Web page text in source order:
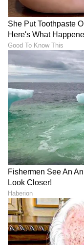
ABOUT THE
SH
Sushma Hegde
ಸುವರ್ಣ ನ್ಯೂಸ್
ಮೂರು ವರ್ಷಗಳಿಂದ
ಡಿಜಿಟಲ್‌
SDM ಉಜಿರೆಯಲ್ಲಿ
ಸುದ್ದಿಲೋಕದಲ್ಲಿ
ವಾಣಿಜ್ಯ, ಕ್ರೈಂ
ಅಮೆಜಾನ್ ವ್ಯವಹಾರ